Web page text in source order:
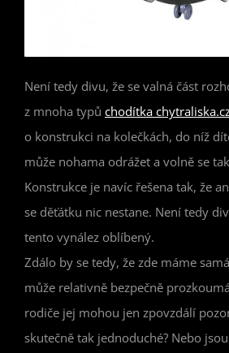
Není tedy divu, že se valná část
z mnoha typů chodítka
o konstrukci na kolečkách, do níž
může nohama odrážet a volně se
Konstrukce je navíc řešena tak, že
se děťátku nic nestane. Není tedy
tento vynález oblíbený.
Zdálo by se tedy, že zde máme
může relativně bezpečně
rodiče jej mohou jen zpovzdálí
skutečně tak jednoduché? Nebo